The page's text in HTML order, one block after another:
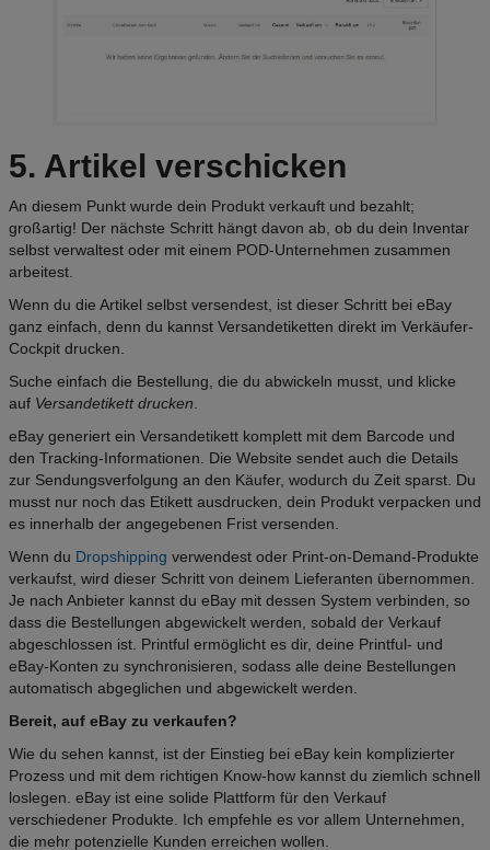
5. Artikel verschicken
An diesem Punkt wurde dein Produkt verkauft und bezahlt;
großartig! Der nächste Schritt hängt davon ab, ob du dein Inventar
selbst verwaltest oder mit einem POD-Unternehmen zusammen
arbeitest.
Wenn du die Artikel selbst versendest, ist dieser Schritt bei eBay
ganz einfach, denn du kannst Versandetiketten direkt im Verkäufer-
Cockpit drucken.
Suche einfach die Bestellung, die du abwickeln musst, und klicke
auf Versandetikett drucken
eBay generiert ein Versandetikett komplett mit dem Barcode und
den Tracking-Informationen. Die Website sendet auch die Details
zur Sendungsverfolgung an den Käufer, wodurch du Zeit sparst. Du
musst nur noch das Etikett ausdrucken, dein Produkt verpacken und
es innerhalb der angegebenen Frist versenden.
Wenn du Dropshipping verwendest oder Print-on-Demand-Produkte
verkaufst, wird dieser Schritt von deinem Lieferanten übernommen.
Je nach Anbieter kannst du eBay mit dessen System verbinden, so
dass die Bestellungen abgewickelt werden, sobald der Verkauf
abgeschlossen ist. Printful ermöglicht es dir, deine Printful- und
eBay-Konten zu synchronisieren, sodass alle deine Bestellungen
automatisch abgeglichen und abgewickelt werden.
Bereit, auf eBay zu verkaufen?
Wie du sehen kannst, ist der Einstieg bei eBay kein komplizierter
Prozess und mit dem richtigen Know-how kannst du ziemlich schnell
loslegen. eBay ist eine solide Plattform für den Verkauf
verschiedener Produkte. Ich empfehle es vor allem Unternehmen,
die mehr potenzielle Kunden erreichen wollen.